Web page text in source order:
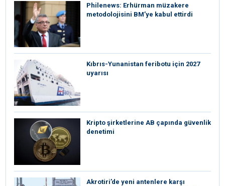
Philenews: Erhürman müzakere
metodolojisini BM’ye kabul ettirdi
Kıbrıs-Yunanistan feribotu için 2027
uyarısı
Kripto şirketlerine AB çapında güvenlik
denetimi
⁠Akrotiri’de yeni antenlere karşı